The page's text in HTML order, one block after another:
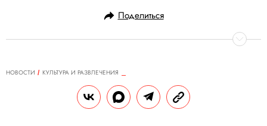
Поделиться
НОВОСТИ
КУЛЬТУРА И РАЗВЛЕЧЕНИЯ
«Простите меня, люди». Главное